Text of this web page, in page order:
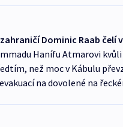
Dominic Raab čelí
Hanífu Atmarovi
než moc v Kábulu
na dovolené na